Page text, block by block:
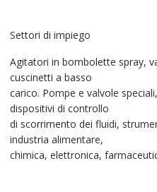
Settori di impiego
Agitatori in bombolette spray,
cuscinetti a basso
carico. Pompe e valvole
dispositivi di controllo
di scorrimento dei fluidi,
industria alimentare,
chimica, elettronica,